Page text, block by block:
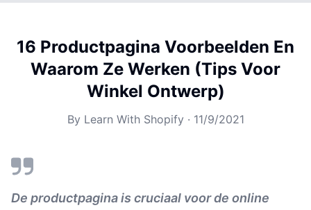
16 Productpagina Voorbeelden En
Waarom Ze Werken (Tips Voor
Winkel Ontwerp)
By Learn With Shopify · 11/9/2021
De productpagina is cruciaal voor de online